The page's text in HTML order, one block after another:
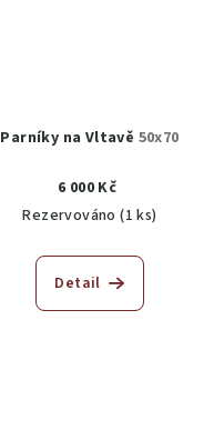
Parníky na Vltavě 50x70
6 000 Kč
Rezervováno(1 ks)
Detail